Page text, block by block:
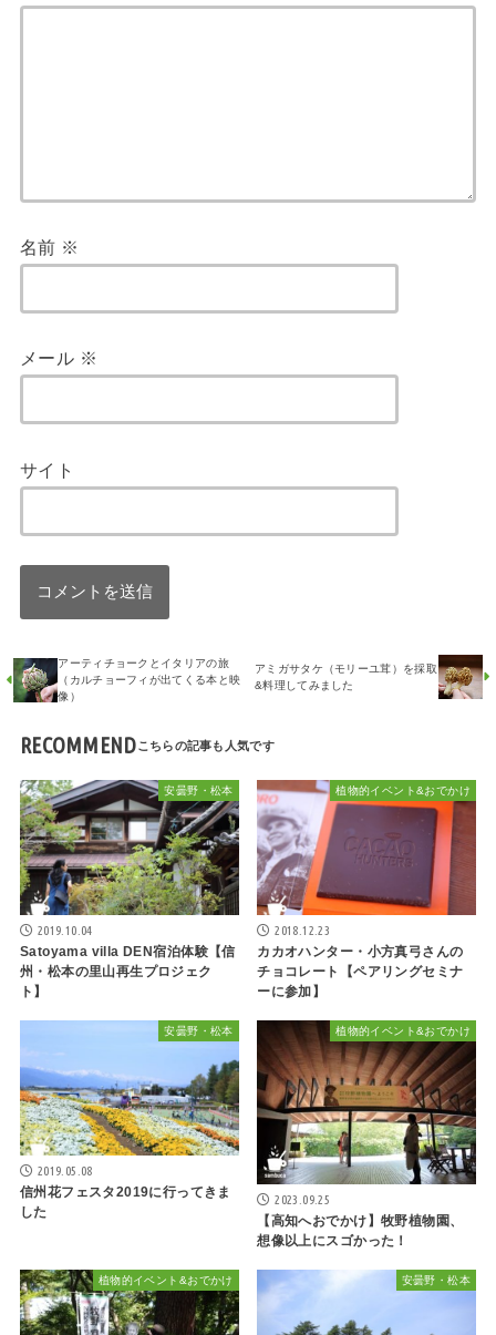
名前 ※
メール ※
サイト
アーティチョークとイタリアの旅
（カルチョーフィが出てくる本と映
像）
アミガサタケ（モリーユ茸）を採取
&料理してみました
RECOMMEND
安曇野・松本
2019.10.04
Satoyama villa DEN宿泊体験【信
州・松本の里山再生プロジェク
ト】
植物的イベント&おでかけ
2018.12.23
カカオハンター・小方真弓さんの
チョコレート【ペアリングセミナ
ーに参加】
安曇野・松本
2019.05.08
信州花フェスタ2019に行ってきま
した
植物的イベント&おでかけ
2023.09.25
【高知へおでかけ】牧野植物園、
想像以上にスゴかった！
植物的イベント&おでかけ 安曇野・松本